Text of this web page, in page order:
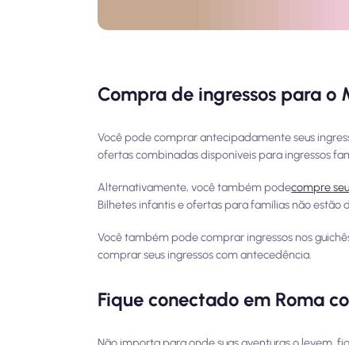
Compra de ingressos para o
Você pode comprar antecipadamente seus
ofertas combinadas disponíveis para ingressos
Alternativamente, você também podecompre
Bilhetes infantis e ofertas para famílias não estão
Você também pode comprar ingressos nos
comprar seus ingressos com antecedência.
Fique conectado em Roma